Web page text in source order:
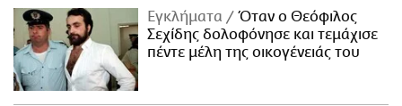
Εγκλήματα
Όταν ο Θεόφιλος
Σεχίδης δολοφόνησε και τεμάχισε
πέντε μέλη της οικογένειάς του